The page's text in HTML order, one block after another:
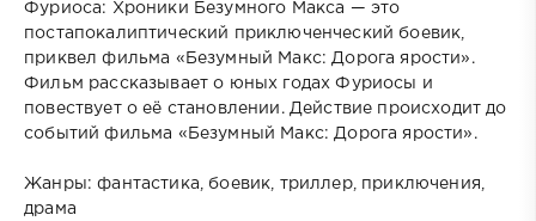
Фуриоса: Хроники Безумного Макса — это
постапокалиптический приключенческий боевик,
приквел фильма «Безумный Макс: Дорога ярости».
Фильм рассказывает о юных годах Фуриосы и
повествует о её становлении. Действие происходит до
событий фильма «Безумный Макс: Дорога ярости».
Жанры: фантастика, боевик, триллер, приключения,
драма